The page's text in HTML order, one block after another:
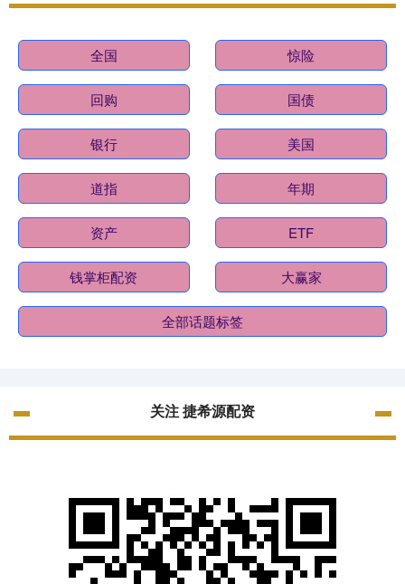
全国 惊险
回购 国债
银行 美国
道指 年期
资产 ETF
钱掌柜配资 大赢家
全部话题标签
关注 捷希源配资